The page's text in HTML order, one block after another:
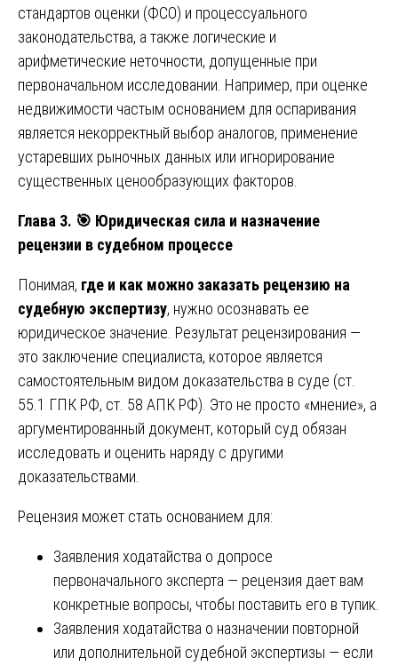
стандартов оценки (ФСО) и процессуального
законодательства, а также логические и
арифметические неточности, допущенные при
первоначальном исследовании. Например, при оценке
недвижимости частым основанием для оспаривания
является некорректный выбор аналогов, применение
устаревших рыночных данных или игнорирование
существенных ценообразующих факторов.
Глава 3. 🎯 Юридическая сила и назначение
рецензии в судебном процессе
Понимая, где и как можно заказать рецензию на
судебную экспертизу, нужно осознавать ее
юридическое значение. Результат рецензирования —
это заключение специалиста, которое является
самостоятельным видом доказательства в суде (ст.
55.1 ГПК РФ, ст. 58 АПК РФ). Это не просто «мнение», а
аргументированный документ, который суд обязан
исследовать и оценить наряду с другими
доказательствами.
Рецензия может стать основанием для:
Заявления ходатайства о допросе
первоначального эксперта — рецензия дает вам
конкретные вопросы, чтобы поставить его в тупик.
Заявления ходатайства о назначении повторной
или дополнительной судебной экспертизы — если